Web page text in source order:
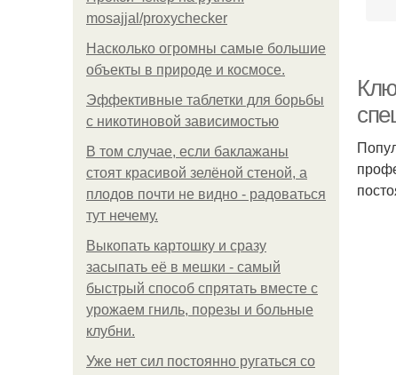
mosajjal/proxychecker
Насколько огромны самые большие
объекты в природе и космосе.
Эффективные таблетки для борьбы
с никотиновой зависимостью
В том случае, если баклажаны
стоят красивой зелёной стеной, а
плодов почти не видно - радоваться
тут нечему.
Выкопать картошку и сразу
засыпать её в мешки - самый
быстрый способ спрятать вместе с
урожаем гниль, порезы и больные
клубни.
Уже нет сил постоянно ругаться со